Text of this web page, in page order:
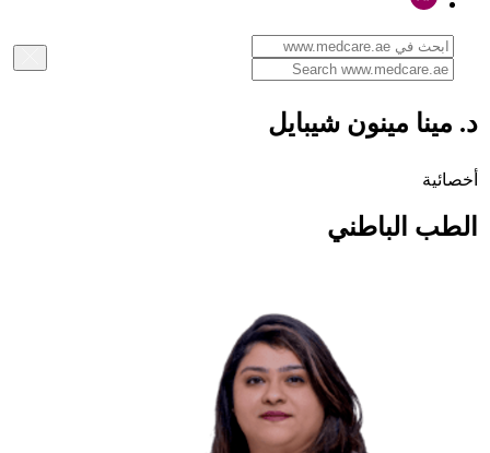
د. مينا مينون شيبايل
أخصائية
الطب الباطني